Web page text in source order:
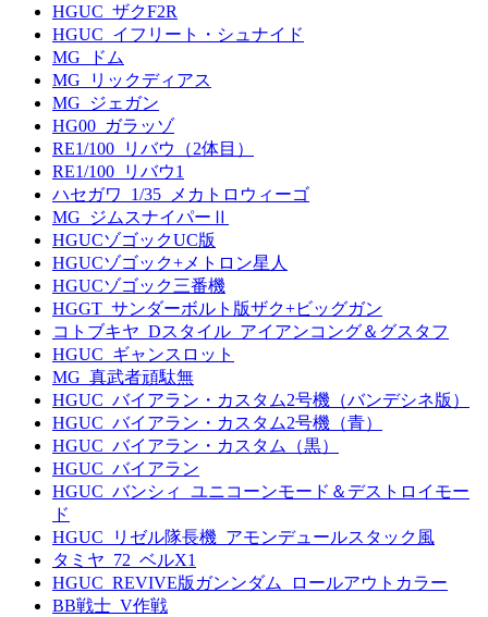
HGUC_ザクF2R
HGUC_イフリート・シュナイド
MG_ドム
MG_リックディアス
MG_ジェガン
HG00_ガラッゾ
RE1/100_リバウ（2体目）
RE1/100_リバウ1
ハセガワ_1/35_メカトロウィーゴ
MG_ジムスナイパーⅡ
HGUCゾゴックUC版
HGUCゾゴック+メトロン星人
HGUCゾゴック三番機
HGGT_サンダーボルト版ザク+ビッグガン
コトブキヤ_Dスタイル_アイアンコング＆グスタフ
HGUC_ギャンスロット
MG_真武者頑駄無
HGUC_バイアラン・カスタム2号機（バンデシネ版）
HGUC_バイアラン・カスタム2号機（青）
HGUC_バイアラン・カスタム（黒）
HGUC_バイアラン
HGUC_バンシィ_ユニコーンモード＆デストロイモー
ド
HGUC_リゼル隊長機_アモンデュールスタック風
タミヤ_72_ベルX1
HGUC_REVIVE版ガンンダム_ロールアウトカラー
BB戦士_V作戦